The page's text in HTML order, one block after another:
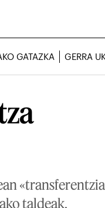
GATAZKA GERRA
«transferentzia
taldeak.